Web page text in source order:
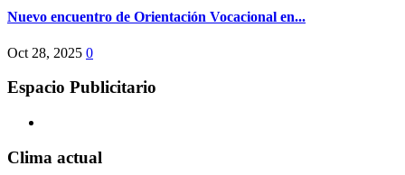
Nuevo encuentro de Orientación Vocacional en...
Oct 28, 2025 0
Espacio Publicitario
Clima actual